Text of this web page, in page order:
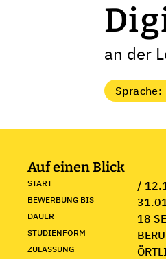
an der
Sprache:
Auf einen Blick
START /
BEWERBUNG BIS
DAUER 18
STUDIENFORM
ZULASSUNG